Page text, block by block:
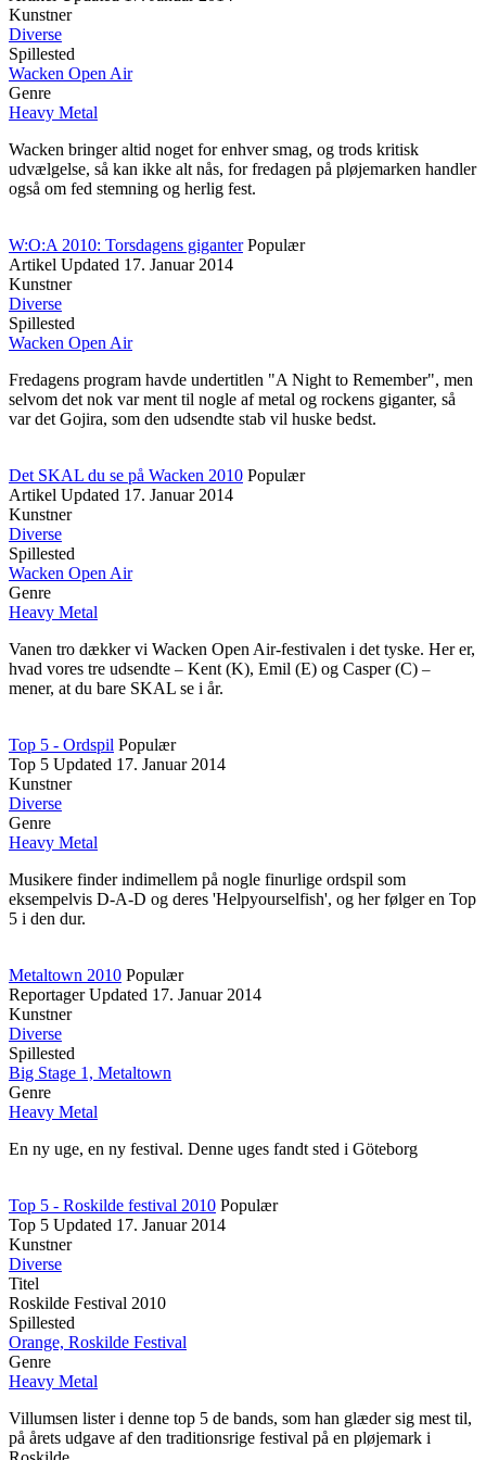
Kunstner
Diverse
Spillested
Wacken Open Air
Genre
Heavy Metal
Wacken bringer altid noget for enhver smag, og trods kritisk
udvælgelse, så kan ikke alt nås, for fredagen på pløjemarken handler
også om fed stemning og herlig fest.
W:O:A 2010: Torsdagens giganter Populær
Artikel Updated 17. Januar 2014
Kunstner
Diverse
Spillested
Wacken Open Air
Fredagens program havde undertitlen "A Night to Remember", men
selvom det nok var ment til nogle af metal og rockens giganter, så
var det Gojira, som den udsendte stab vil huske bedst.
Det SKAL du se på Wacken 2010 Populær
Artikel Updated 17. Januar 2014
Kunstner
Diverse
Spillested
Wacken Open Air
Genre
Heavy Metal
Vanen tro dækker vi Wacken Open Air-festivalen i det tyske. Her er,
hvad vores tre udsendte – Kent (K), Emil (E) og Casper (C) –
mener, at du bare SKAL se i år.
Top 5 - Ordspil Populær
Top 5 Updated 17. Januar 2014
Kunstner
Diverse
Genre
Heavy Metal
Musikere finder indimellem på nogle finurlige ordspil som
eksempelvis D-A-D og deres 'Helpyourselfish', og her følger en Top
5 i den dur.
Metaltown 2010 Populær
Reportager Updated 17. Januar 2014
Kunstner
Diverse
Spillested
Big Stage 1, Metaltown
Genre
Heavy Metal
En ny uge, en ny festival. Denne uges fandt sted i Göteborg
Top 5 - Roskilde festival 2010 Populær
Top 5 Updated 17. Januar 2014
Kunstner
Diverse
Titel
Roskilde Festival 2010
Spillested
Orange, Roskilde Festival
Genre
Heavy Metal
Villumsen lister i denne top 5 de bands, som han glæder sig mest til,
på årets udgave af den traditionsrige festival på en pløjemark i